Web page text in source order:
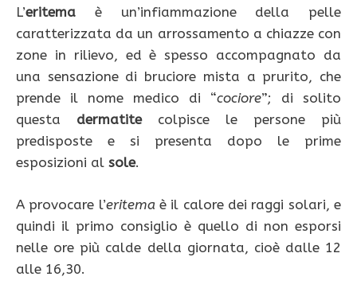
L’eritema è un’infiammazione della pelle
caratterizzata da un arrossamento a chiazze con
zone in rilievo, ed è spesso accompagnato da
una sensazione di bruciore mista a prurito, che
prende il nome medico di “cociore”; di solito
questa dermatitecolpisce le persone più
predisposte e si presenta dopo le prime
esposizioni al sole.
A provocare l’eritema è il calore dei raggi solari, e
quindi il primo consiglio è quello di non esporsi
nelle ore più calde della giornata, cioè dalle 12
alle 16,30.